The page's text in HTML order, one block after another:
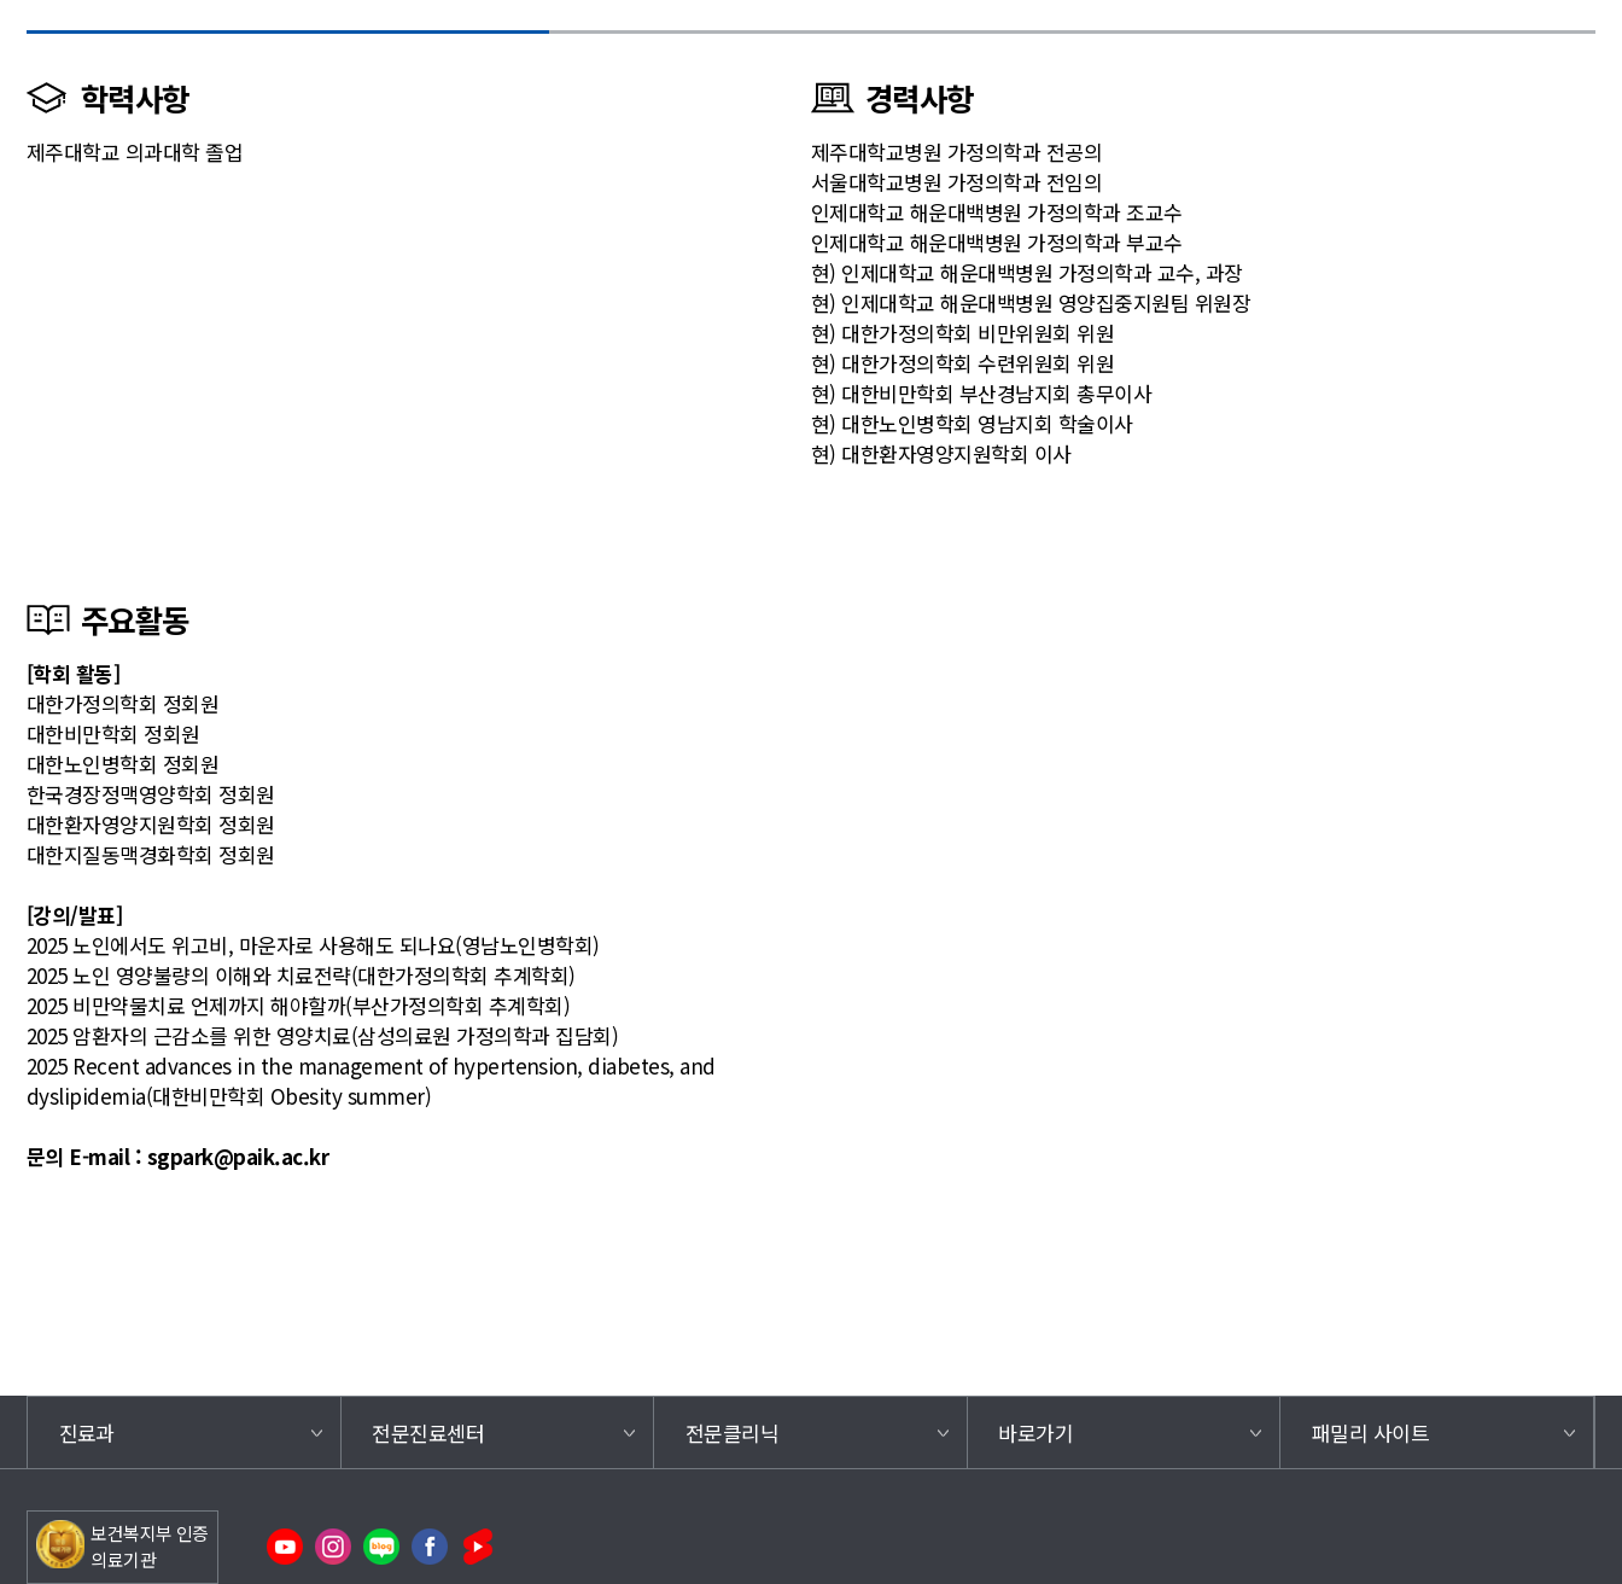
학력사항
제주대학교 의과대학 졸업
경력사항
제주대학교병원 가정의학과 전공의
서울대학교병원 가정의학과 전임의
인제대학교 해운대백병원 가정의학과 조교수
인제대학교 해운대백병원 가정의학과 부교수
현) 인제대학교 해운대백병원 가정의학과 교수, 과장
현) 인제대학교 해운대백병원 영양집중지원팀 위원장
현) 대한가정의학회 비만위원회 위원
현) 대한가정의학회 수련위원회 위원
현) 대한비만학회 부산경남지회 총무이사
현) 대한노인병학회 영남지회 학술이사
현) 대한환자영양지원학회 이사
주요활동
[학회 활동]
대한가정의학회 정회원
대한비만학회 정회원
대한노인병학회 정회원
한국경장정맥영양학회 정회원
대한환자영양지원학회 정회원
대한지질동맥경화학회 정회원
[강의/발표]
2025 노인에서도 위고비, 마운자로 사용해도 되나요(영남노인병학회)
2025 노인 영양불량의 이해와 치료전략(대한가정의학회 추계학회)
2025 비만약물치료 언제까지 해야할까(부산가정의학회 추계학회)
2025 암환자의 근감소를 위한 영양치료(삼성의료원 가정의학과 집담회)
2025 Recent advances in the management of hypertension, diabetes, and
dyslipidemia(대한비만학회 Obesity summer)
문의 E-mail : sgpark@paik.ac.kr
진료과 전문진료센터 전문클리닉 바로가기 패밀리 사이트
보건복지부 인증
의료기관